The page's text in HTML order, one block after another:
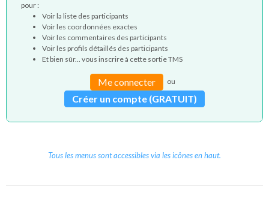
pour :
Voir la liste des participants
Voir les coordonnées exactes
Voir les commentaires des participants
Voir les profils détaillés des participants
Et bien sûr... vous inscrire à cette sortie TMS
Me connecter ou
Créer un compte (GRATUIT)
Tous les menus sont accessibles via les icônes en haut.